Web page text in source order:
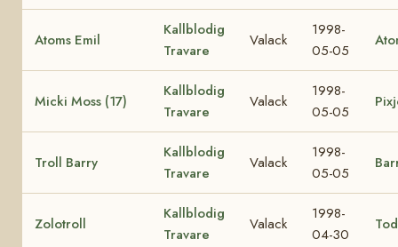
Atoms Emil
Kallblodig
Travare
Valack
1998-
05-05
Micki Moss (17)
Kallblodig
Travare
Valack
1998-
05-05
Troll Barry
Kallblodig
Travare
Valack
1998-
05-05
Zolotroll
Kallblodig
Travare
Valack
1998-
04-30